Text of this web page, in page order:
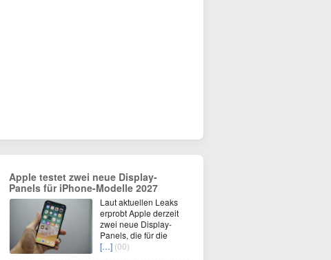
Apple testet zwei neue Display-
Panels für iPhone-Modelle 2027
Laut aktuellen Leaks
erprobt Apple derzeit
zwei neue Display-
Panels, die für die
[…] (00)